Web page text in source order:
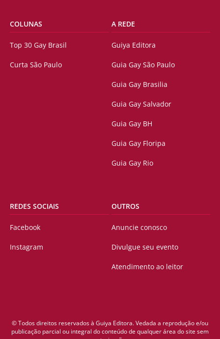
COLUNAS
Top 30 Gay Brasil
Curta São Paulo
A REDE
Guiya Editora
Guia Gay São Paulo
Guia Gay Brasilia
Guia Gay Salvador
Guia Gay BH
Guia Gay Floripa
Guia Gay Rio
REDES SOCIAIS
Facebook
Instagram
OUTROS
Anuncie conosco
Divulgue seu evento
Atendimento ao leitor
© Todos direitos reservados à Guiya Editora. Vedada a reprodução e/ou
publicação parcial ou integral do conteúdo de qualquer área do site sem